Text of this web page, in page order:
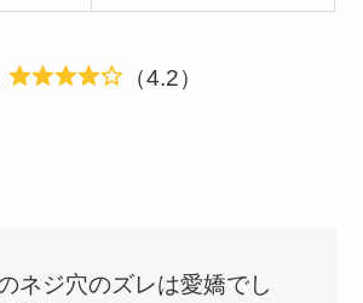
（4.2）
ネジ穴のズレは愛嬌でし